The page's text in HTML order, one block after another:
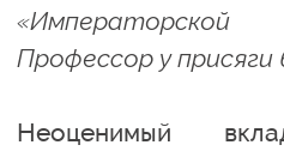
Профессор у присяги
Неоценимый